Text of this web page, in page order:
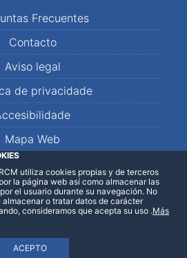
Frecuentes
Contacto
Aviso legal
de privacidade
Mapa Web
utiliza cookies propias y de terceros
la página web así como almacenar las
el usuario durante su navegación. No
o tratar datos de carácter
consideramos que acepta su uso
ACEPTO
.Más